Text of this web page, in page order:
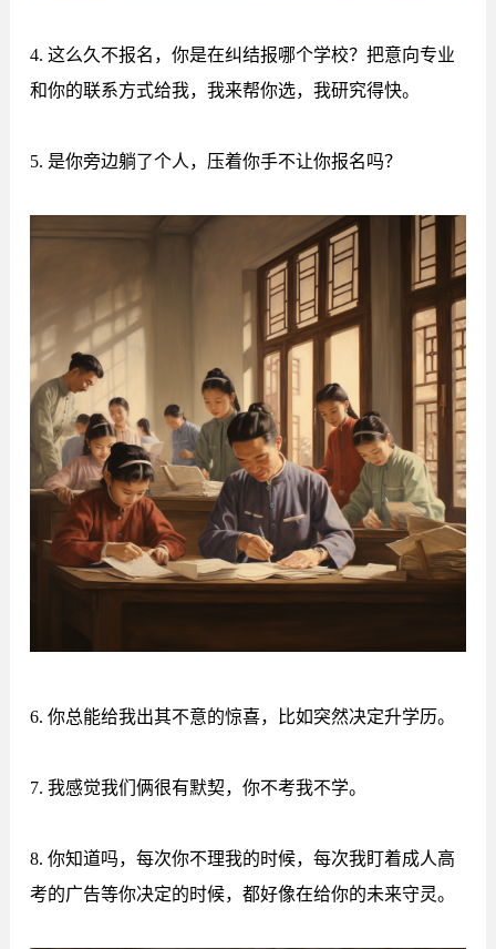
4. 这么久不报名，你是在纠结报哪个学校？把意向专业
和你的联系方式给我，我来帮你选，我研究得快。
5. 是你旁边躺了个人，压着你手不让你报名吗？
6. 你总能给我出其不意的惊喜，比如突然决定升学历。
7. 我感觉我们俩很有默契，你不考我不学。
8. 你知道吗，每次你不理我的时候，每次我盯着成人高
考的广告等你决定的时候，都好像在给你的未来守灵。